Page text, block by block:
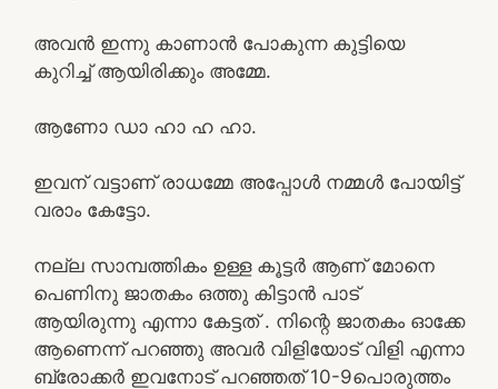
അവൻ ഇന്നു കാണാൻ പോകുന്ന കുട്ടിയെ
കുറിച്ച് ആയിരിക്കും അമ്മേ.
ആണോ ഡാ ഹാ ഹ ഹാ.
ഇവന് വട്ടാണ് രാധമ്മേ അപ്പോൾ നമ്മൾ പോയിട്ട്
വരാം കേട്ടോ.
നല്ല സാമ്പത്തികം ഉള്ള കൂട്ടർ ആണ് മോനെ
പെണിനു ജാതകം ഒത്തു കിട്ടാൻ പാട്
ആയിരുന്നു എന്നാ കേട്ടത് . നിന്റെ ജാതകം ഓക്കേ
ആണെന്ന് പറഞ്ഞു അവർ വിളിയോട് വിളി എന്നാ
ബ്രോക്കർ ഇവനോട് പറഞ്ഞത് 10-9പൊരുത്തം